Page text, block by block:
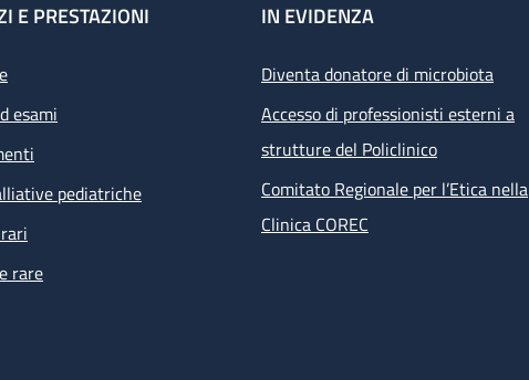
E PRESTAZIONI
esami
pediatriche
rare
IN EVIDENZA
Diventa donatore di microbiota
Accesso di professionisti esterni a
strutture del Policlinico
Comitato Regionale per l’Etica nella
Clinica COREC